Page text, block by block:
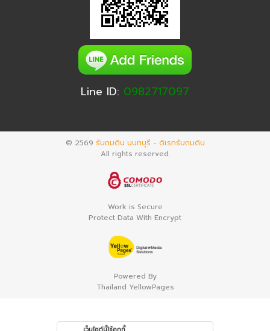
Line ID: 0982717097
© 2569 รับถมดิน นนทบุรี - ดิเรกรับถมดิน
All rights reserved.
Work is Secure
Protect Data With Encrypt
Powered By
Thailand YellowPages